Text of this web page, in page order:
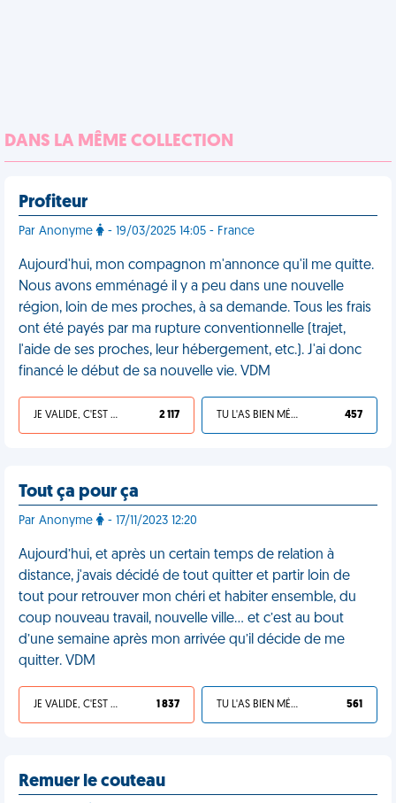
DANS LA MÊME COLLECTION
Profiteur
Par Anonyme - 19/03/2025 14:05 - France
Aujourd'hui, mon compagnon m'annonce qu'il me quitte.
Nous avons emménagé il y a peu dans une nouvelle
région, loin de mes proches, à sa demande. Tous les frais
ont été payés par ma rupture conventionnelle (trajet,
l'aide de ses proches, leur hébergement, etc.). J'ai donc
financé le début de sa nouvelle vie. VDM
JE VALIDE, C'EST UNE VDM 2 117 TU L'AS BIEN MÉRITÉ 457
Tout ça pour ça
Par Anonyme - 17/11/2023 12:20
Aujourd’hui, et après un certain temps de relation à
distance, j'avais décidé de tout quitter et partir loin de
tout pour retrouver mon chéri et habiter ensemble, du
coup nouveau travail, nouvelle ville… et c’est au bout
d’une semaine après mon arrivée qu’il décide de me
quitter. VDM
JE VALIDE, C'EST UNE VDM 1 837 TU L'AS BIEN MÉRITÉ 561
Remuer le couteau